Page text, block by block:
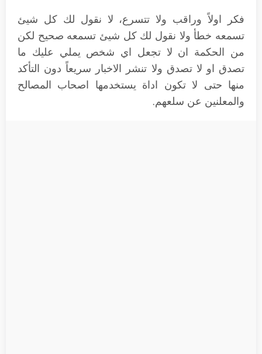
فكر اولاً وراقب ولا تتسرع، لا نقول لك كل شيئ
تسمعه خطأ ولا نقول لك كل شيئ تسمعه صحيح لكن
من الحكمة ان لا تجعل اي شخص يملي عليك ما
تصدق او لا تصدق ولا تنشر الاخبار سريعاً دون التأكد
منها حتى لا تكون اداة يستخدمها اصحاب المصالح
والمعلنين عن سلعهم.